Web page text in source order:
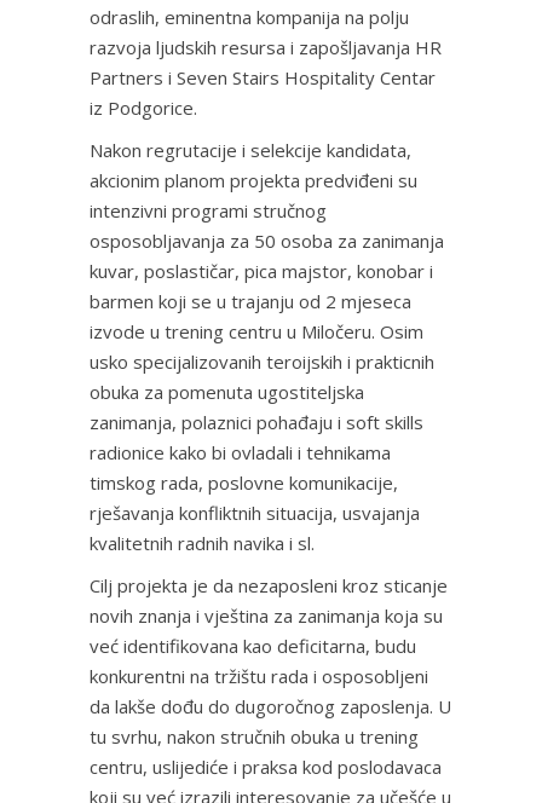
odraslih, eminentna kompanija na polju
razvoja ljudskih resursa i zapošljavanja HR
Partners i Seven Stairs Hospitality Centar
iz Podgorice.
Nakon regrutacije i selekcije kandidata,
akcionim planom projekta predviđeni su
intenzivni programi stručnog
osposobljavanja za 50 osoba za zanimanja
kuvar, poslastičar, pica majstor, konobar i
barmen koji se u trajanju od 2 mjeseca
izvode u trening centru u Miločeru. Osim
usko specijalizovanih teroijskih i prakticnih
obuka za pomenuta ugostiteljska
zanimanja, polaznici pohađaju i soft skills
radionice kako bi ovladali i tehnikama
timskog rada, poslovne komunikacije,
rješavanja konfliktnih situacija, usvajanja
kvalitetnih radnih navika i sl.
Cilj projekta je da nezaposleni kroz sticanje
novih znanja i vještina za zanimanja koja su
već identifikovana kao deficitarna, budu
konkurentni na tržištu rada i osposobljeni
da lakše dođu do dugoročnog zaposlenja. U
tu svrhu, nakon stručnih obuka u trening
centru, uslijediće i praksa kod poslodavaca
koji su već izrazili interesovanje za učešće u